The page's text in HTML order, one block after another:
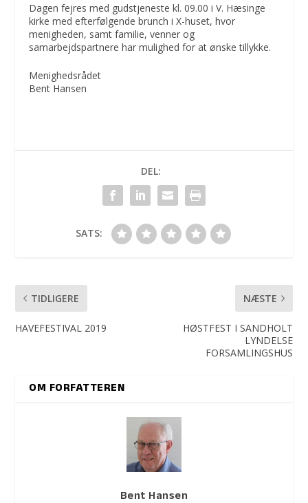
Dagen fejres med gudstjeneste kl. 09.00 i V. Hæsinge
kirke med efterfølgende brunch i X-huset, hvor
menigheden, samt familie, venner og
samarbejdspartnere har mulighed for at ønske tillykke.
Menighedsrådet
Bent Hansen
DEL:
SATS:
TIDLIGERE
HAVEFESTIVAL 2019
NÆSTE
HØSTFEST I SANDHOLT
LYNDELSE
FORSAMLINGSHUS
OM FORFATTEREN
Bent Hansen